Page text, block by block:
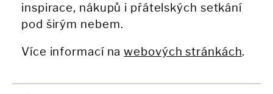
inspirace, nákupů i přátelských setkání
pod širým nebem.
Více informací nawebových stránkách.